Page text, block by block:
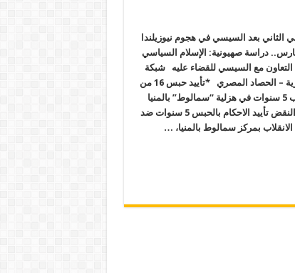
الثاني بعد السيسي في هجوم نيوزيلندا
16 مارس.. دراسة صهيونية: الإسلام السياسي
مع السيسي للقضاء عليه شبكة
المرصد الإخبارية – الحصاد المصري *تأييد حبس 16 من
رافضي الانقلاب 5 سنوات في هزلية “سمالوط” بالمنيا
قررت محكمة النقض تأييد الاحكام بالحبس 5 سنوات ضد